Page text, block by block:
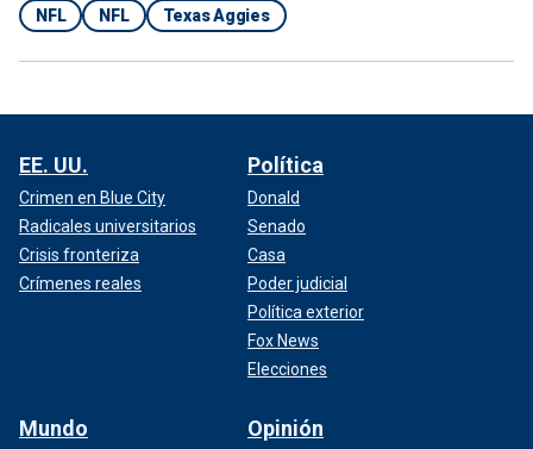
NFL NFL Texas Aggies
EE. UU.
Crimen en Blue City
Radicales universitarios
Crisis fronteriza
Crímenes reales
Política
Donald
Senado
Casa
Poder judicial
Política exterior
Fox News
Elecciones
Mundo Opinión